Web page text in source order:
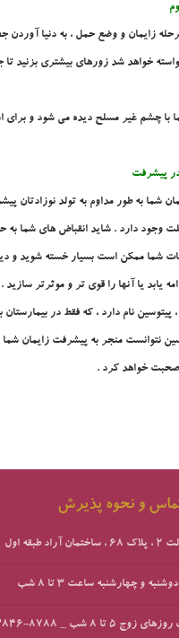
زايمان و وضع حمل ، به دنيا
خواهد شد زورهاي بيشتري بزنيد
چشم غير مسلح ديده مي شود و براي
پيشرفت
شما به طور مداوم به تولد نوزادتان
وجود دارد . شايد انقباض هاي شما به
شما ممکن است بسيار خسته شويد و
يابد يا آنها را قوي تر و موثرتر سازيد .
پيتوسين نام دارد ، که فقط در
نتوانست منجر به پيشرفت زايمان
خواهد کرد .
تماس و نحوه پذیرش
اول
و چهارشنبه ساعت 3 تا 8 شب
_ 8788-3846-051 _ کلیک کنید